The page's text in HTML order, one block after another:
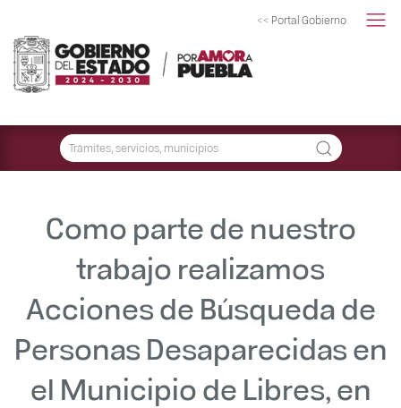
<< Portal Gobierno
Como parte de nuestro
trabajo realizamos
Acciones de Búsqueda de
Personas Desaparecidas en
el Municipio de Libres, en